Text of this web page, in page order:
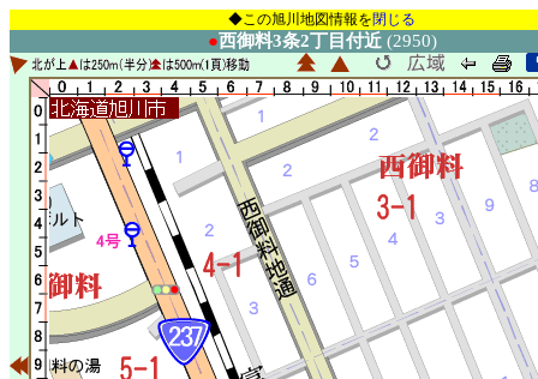
◆この旭川地図情報を閉じる
●西御料3条2丁目付近(2950)